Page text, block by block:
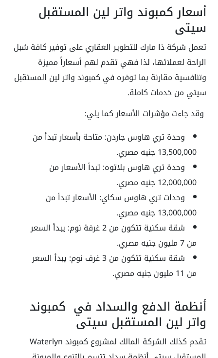
أسعار كمبوند واتر لين المستقبل
سيتي
تعمل شركة ذا مارك للتطوير العقاري على توفير كافة سُبل
الراحة لعملائها، لذا فهي تقدم لهم أسعاراً مميزة
وتنافسية مقارنة بما توفره في كمبوند واتر لين المستقبل
سيتي من خدمات كاملة.
وقد جاءت مؤشرات الأسعار كما يلي:
وحدة تري هاوس جاردن: متاحة بأسعار تبدأ من
13,500,000 جنيه مصري.
وحدة تري هاوس بلاتوه: تبدأ الأسعار من
12,000,000 جنيه مصري.
وحدات تري هاوس سكاي: الأسعار تبدأ من
13,000,000 جنيه مصري.
شقة سكنية تتكون من 2 غرفة نوم: يبدأ السعر
من 7 مليون جنيه مصري.
شقة سكنية تتكون من 3 غرف نوم: يبدأ السعر
من 11 مليون جنيه مصري.
أنظمة الدفع والسداد في كمبوند
واتر لين المستقبل سيتي
تقدم كذلك الشركة المالك لمشروع كمبوند Waterlyn